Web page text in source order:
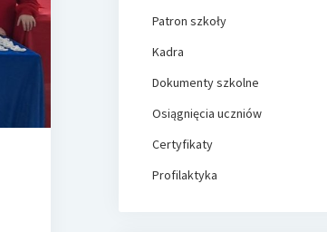
Patron szkoły
Kadra
Dokumenty szkolne
Osiągnięcia uczniów
Certyfikaty
Profilaktyka